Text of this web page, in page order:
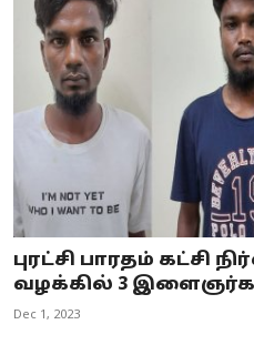
புரட்சி பாரதம் கட்சி
வழக்கில் 3
Dec 1, 2023